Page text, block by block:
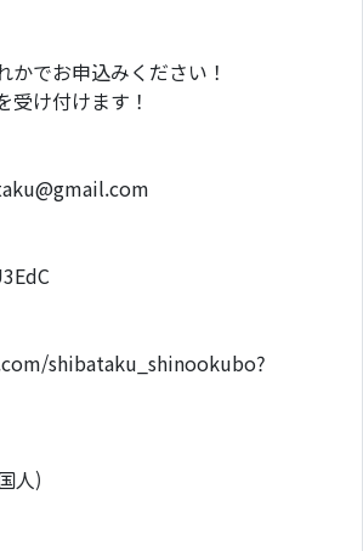
でお申込みください！
受け付けます！
shibataku_shinookubo?
人)